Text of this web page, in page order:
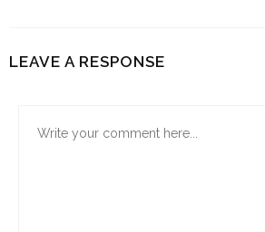
LEAVE A RESPONSE